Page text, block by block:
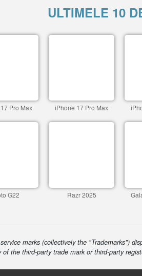
ULTIMELE 10
Pro Max iPhone 17 Pro Max
G22 Razr 2025
marks (collectively the "Trademarks")
the third-party trade mark or third-party